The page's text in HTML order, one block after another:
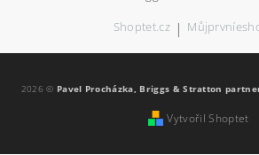
Shoptet.cz |
2026 © Pavel Procházka, Briggs & Stratton
Vytvořil Shoptet